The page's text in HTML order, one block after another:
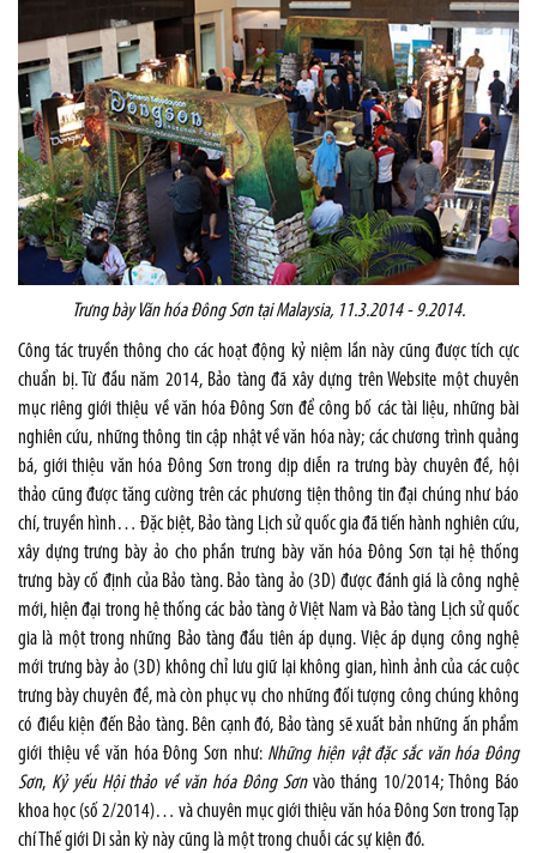
Trưng bày Văn hóa Đông Sơn tại Malaysia, 11.3.2014 - 9.2014.
Công tác truyền thông cho các hoạt động kỷ niệm lần này cũng được tích cực
chuẩn bị. Từ đầu năm 2014, Bảo tàng đã xây dựng trên Website một chuyên
mục riêng giới thiệu về văn hóa Đông Sơn để công bố các tài liệu, những bài
nghiên cứu, những thông tin cập nhật về văn hóa này; các chương trình quảng
bá, giới thiệu văn hóa Đông Sơn trong dịp diễn ra trưng bày chuyên đề, hội
thảo cũng được tăng cường trên các phương tiện thông tin đại chúng như báo
chí, truyền hình… Đặc biệt, Bảo tàng Lịch sử quốc gia đã tiến hành nghiên cứu,
xây dựng trưng bày ảo cho phần trưng bày văn hóa Đông Sơn tại hệ thống
trưng bày cố định của Bảo tàng. Bảo tàng ảo (3D) được đánh giá là công nghệ
mới, hiện đại trong hệ thống các bảo tàng ở Việt Nam và Bảo tàng Lịch sử quốc
gia là một trong những Bảo tàng đầu tiên áp dụng. Việc áp dụng công nghệ
mới trưng bày ảo (3D) không chỉ lưu giữ lại không gian, hình ảnh của các cuộc
trưng bày chuyên đề, mà còn phục vụ cho những đối tượng công chúng không
có điều kiện đến Bảo tàng. Bên cạnh đó, Bảo tàng sẽ xuất bản những ấn phẩm
giới thiệu về văn hóa Đông Sơn như: Những hiện vật đặc sắc văn hóa Đông
Sơn, Kỷ yếu Hội thảo về văn hóa Đông Sơn vào tháng 10/2014; Thông Báo
khoa học (số 2/2014)… và chuyên mục giới thiệu văn hóa Đông Sơn trong Tạp
chí Thế giới Di sản kỳ này cũng là một trong chuỗi các sự kiện đó.